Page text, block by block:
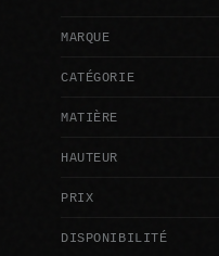
MARQUE
CATÉGORIE
MATIÈRE
HAUTEUR
PRIX
DISPONIBILITÉ